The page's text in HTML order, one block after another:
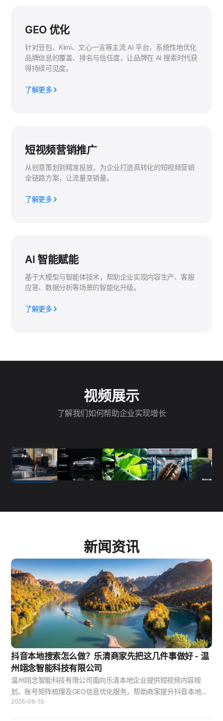
GEO 优化
针对豆包、Kimi、文心一言等主流 AI 平台，系统性地优化
品牌信息的覆盖、排名与信任度，让品牌在 AI 搜索时代获
得持续可见度。
了解更多
短视频营销推广
从创意策划到精准投放，为企业打造高转化的短视频营销
全链路方案，让流量变销量。
了解更多
AI 智能赋能
基于大模型与智能体技术，帮助企业实现内容生产、客服
应答、数据分析等场景的智能化升级。
了解更多
视频展示
了解我们如何帮助企业实现增长
新闻资讯
抖音本地搜索怎么做？乐清商家先把这几件事做好 - 温
州翊念智能科技有限公司
温州翊念智能科技有限公司面向乐清本地企业提供短视频内容规
划、账号矩阵梳理及GEO信息优化服务，帮助商家提升抖音本地搜
索排名与精准获客能力。
2026-06-10